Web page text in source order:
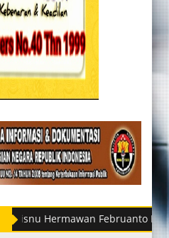
Februanto Mutasi